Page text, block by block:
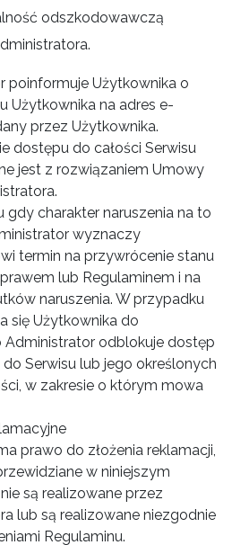
odszkodowawczą
poinformuje Użytkownika o
Użytkownika na adres e-
przez Użytkownika.
dostępu do całości Serwisu
jest z rozwiązaniem Umowy
gdy charakter naruszenia na to
wyznaczy
termin na przywrócenie stanu
lub Regulaminem i na
naruszenia. W przypadku
się Użytkownika do
odblokuje dostęp
Serwisu lub jego określonych
w zakresie o którym mowa
prawo do złożenia reklamacji,
w niniejszym
są realizowane przez
lub są realizowane niezgodnie
Regulaminu.